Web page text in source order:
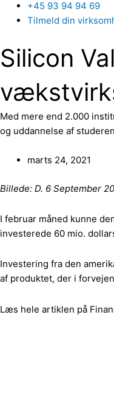
+45 93 94 94 69
Tilmeld din
Silicon
Med mere end 2.000
og uddannelse af
marts 24, 2021
Billede: D. 6 September
I februar måned kunne
investerede 60 mio.
Investering fra den
af produktet, der i
Læs hele artiklen på